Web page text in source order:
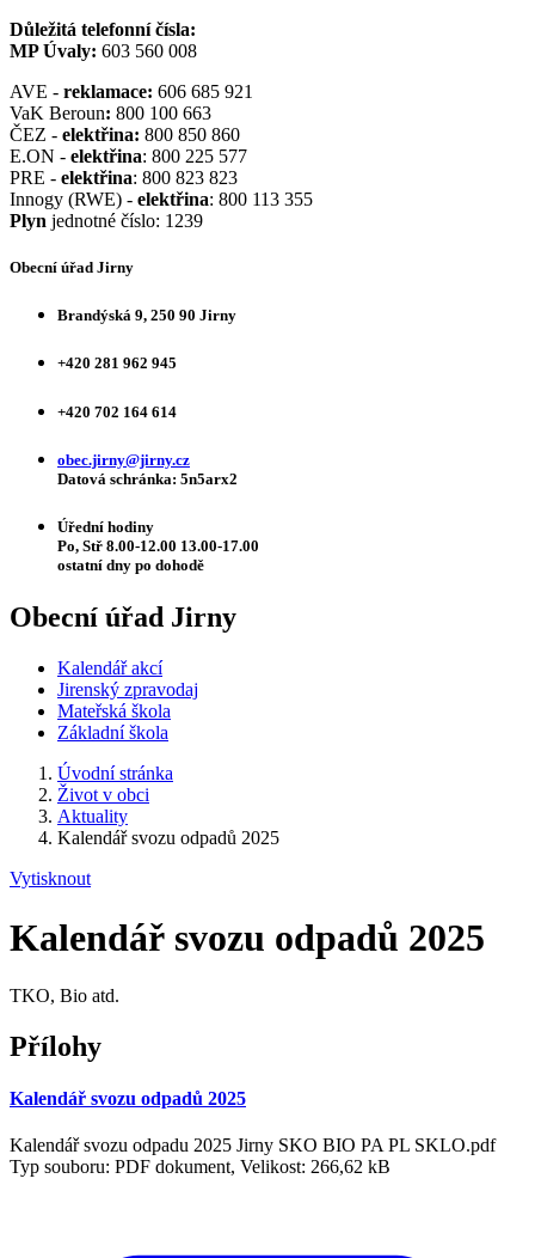
Důležitá telefonní čísla:
MP Úvaly: 603 560 008
AVE - reklamace: 606 685 921
VaK Beroun: 800 100 663
ČEZ - elektřina: 800 850 860
E.ON - elektřina: 800 225 577
PRE - elektřina: 800 823 823
Innogy (RWE) - elektřina: 800 113 355
Plyn jednotné číslo: 1239
Obecní úřad Jirny
Brandýská 9, 250 90 Jirny
+420 281 962 945
+420 702 164 614
obec.jirny@jirny.cz
Datová schránka: 5n5arx2
Úřední hodiny
Po, Stř 8.00-12.00 13.00-17.00
ostatní dny po dohodě
Obecní úřad Jirny
Kalendář akcí
Jirenský zpravodaj
Mateřská škola
Základní škola
Úvodní stránka
Život v obci
Aktuality
Kalendář svozu odpadů 2025
Vytisknout
Kalendář svozu odpadů 2025
TKO, Bio atd.
Přílohy
Kalendář svozu odpadů 2025
Kalendář svozu odpadu 2025 Jirny SKO BIO PA PL SKLO.pdf
Typ souboru: PDF dokument, Velikost: 266,62 kB